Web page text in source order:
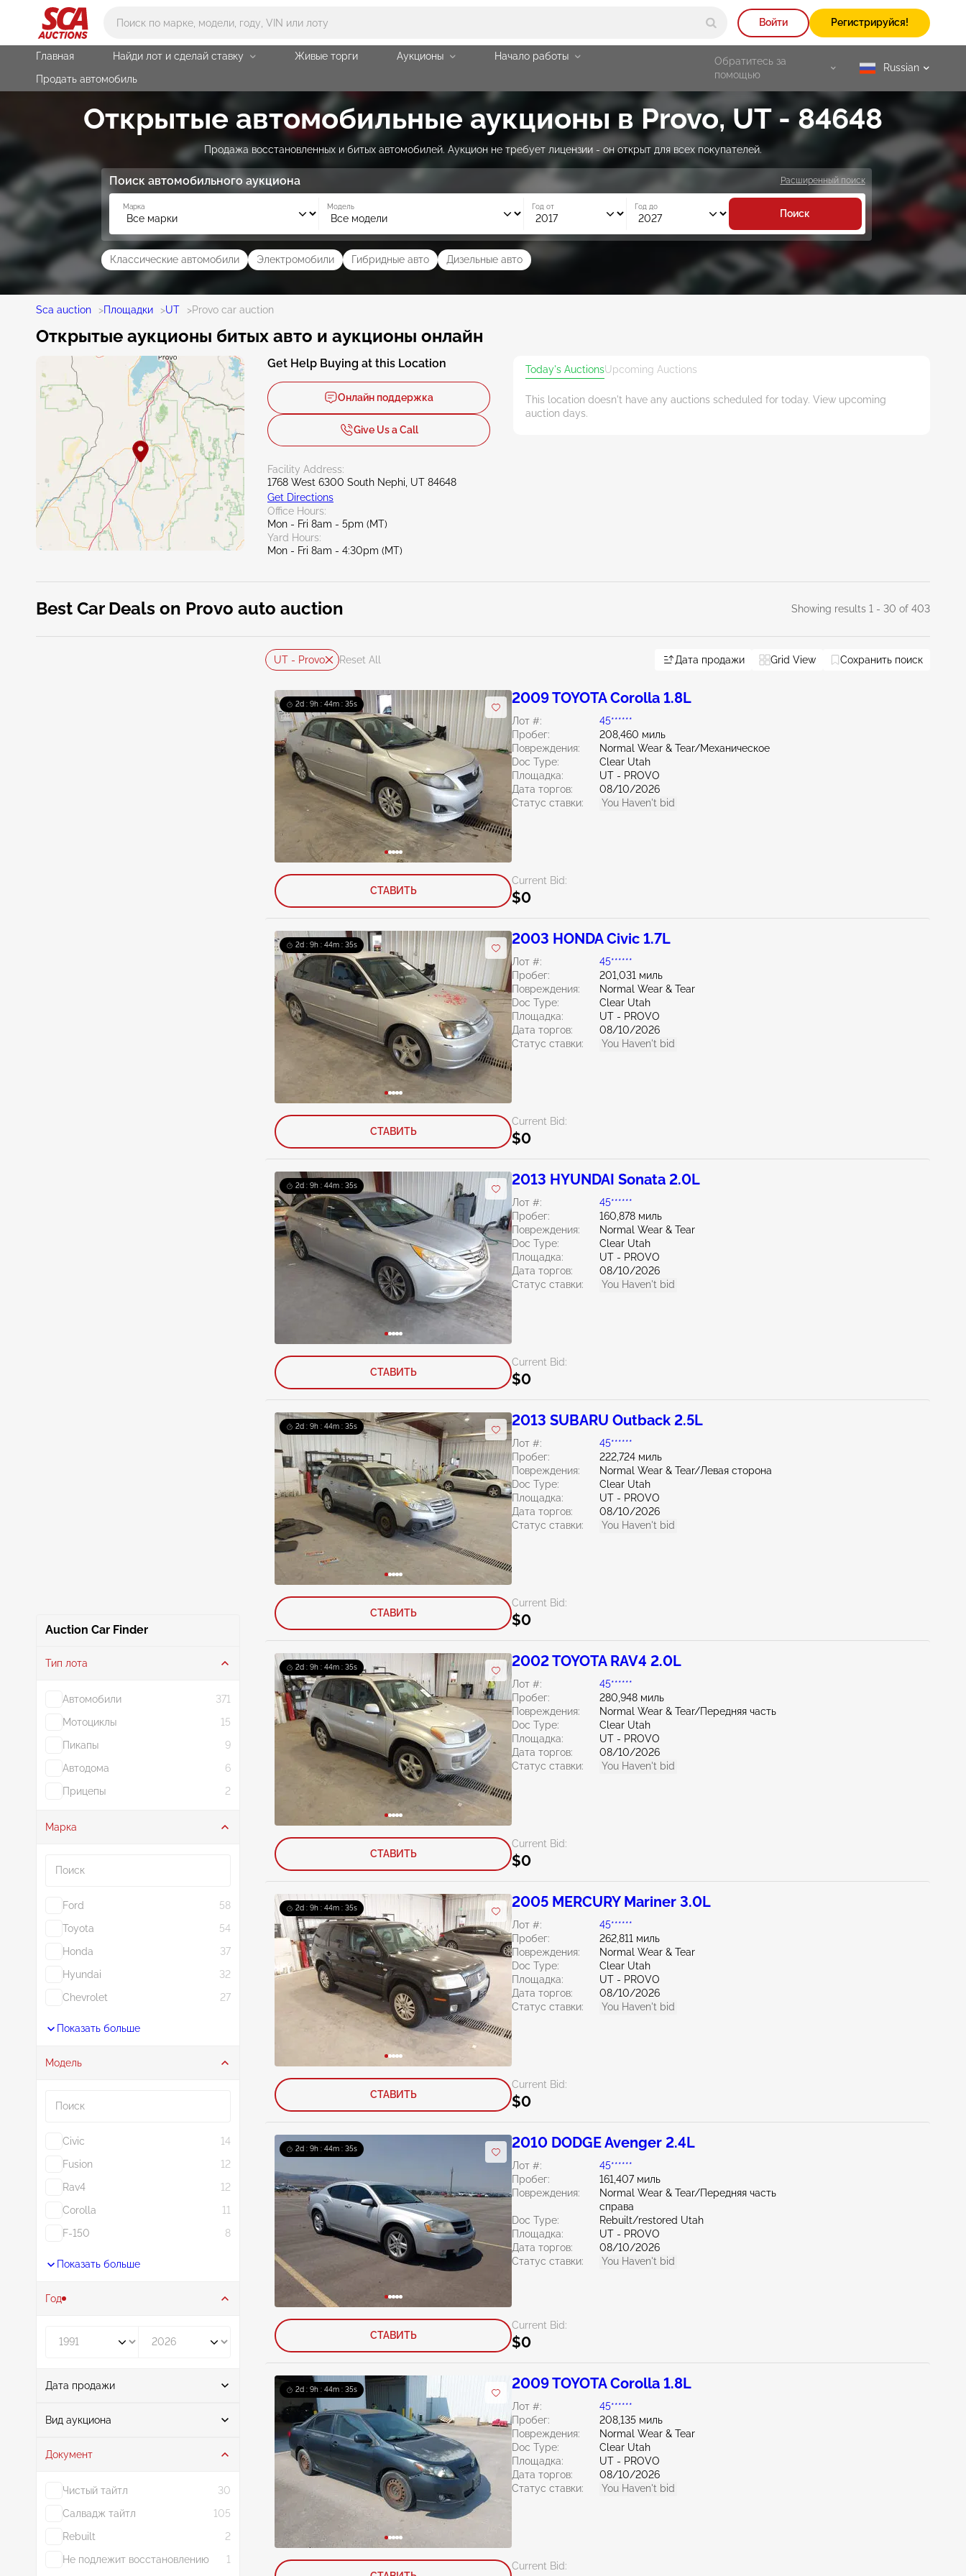
Войти Регистрируйся!
Главная Найди лот и сделай ставку Живые торги Аукционы
Начало работы
Продать автомобиль
Обратитесь за
помощью
selected
Russian
Открытые автомобильные аукционы в Provo, UT - 84648
Продажа восстановленных и битых автомобилей. Аукцион не требует лицензии - он открыт для всех покупателей.
Поиск автомобильного аукциона
Марка Модель Год от Год до
Поиск
Расширенный поиск
Классические автомобили Электромобили Гибридные авто Дизельные авто
Sca auction >Площадки >UT >Provo car auction
Открытые аукционы битых авто и аукционы онлайн
Get Help Buying at this Location
Онлайн поддержка
Give Us a Call
Facility Address:
1768 West 6300 South Nephi, UT 84648
Get Directions
Office Hours:
Mon - Fri 8am - 5pm (MT)
Yard Hours:
Mon - Fri 8am - 4:30pm (MT)
Today's AuctionsUpcoming Auctions
This location doesn't have any auctions scheduled for today. View upcoming
auction days.
Best Car Deals on Provo auto auction Showing results 1 - 30 of 403
Auction Car Finder
Тип лота
Автомобили
371
Мотоциклы
15
Пикапы
9
Автодома
6
Прицепы
2
Марка
Ford
58
Toyota
54
Honda
37
Hyundai
32
Chevrolet
27
Показать больше
Модель
Civic
14
Fusion
12
Rav4
12
Corolla
11
F-150
8
Показать больше
Год
Дата продажи
От
Вид аукциона
Аукцион 403
Документ
Чистый тайтл
30
Салвадж тайтл
105
Rebuilt
2
Не подлежит восстановлению
1
UT - Provo Reset All Дата продажи Grid View Сохранить поиск
2d : 9h : 44m : 33s 2009 TOYOTA Corolla 1.8L
Лот #:
45******
Пробег:
208,460 миль
Повреждения:
Normal Wear & Tear/Механическое
Doc Type:
Clear Utah
Площадка:
UT - PROVO
Дата торгов:
08/10/2026
Статус ставки:
You Haven't bid
Current Bid:
$0
СТАВИТЬ
2d : 9h : 44m : 33s 2003 HONDA Civic 1.7L
Лот #:
45******
Пробег:
201,031 миль
Повреждения:
Normal Wear & Tear
Doc Type:
Clear Utah
Площадка:
UT - PROVO
Дата торгов:
08/10/2026
Статус ставки:
You Haven't bid
Current Bid:
$0
СТАВИТЬ
2d : 9h : 44m : 33s 2013 HYUNDAI Sonata 2.0L
Лот #:
45******
Пробег:
160,878 миль
Повреждения:
Normal Wear & Tear
Doc Type:
Clear Utah
Площадка:
UT - PROVO
Дата торгов:
08/10/2026
Статус ставки:
You Haven't bid
Current Bid:
$0
СТАВИТЬ
2d : 9h : 44m : 33s 2013 SUBARU Outback 2.5L
Лот #:
45******
Пробег:
222,724 миль
Повреждения:
Normal Wear & Tear/Левая сторона
Doc Type:
Clear Utah
Площадка:
UT - PROVO
Дата торгов:
08/10/2026
Статус ставки:
You Haven't bid
Current Bid:
$0
СТАВИТЬ
2d : 9h : 44m : 33s 2002 TOYOTA RAV4 2.0L
Лот #:
45******
Пробег:
280,948 миль
Повреждения:
Normal Wear & Tear/Передняя часть
Doc Type:
Clear Utah
Площадка:
UT - PROVO
Дата торгов:
08/10/2026
Статус ставки:
You Haven't bid
Current Bid:
$0
СТАВИТЬ
2d : 9h : 44m : 33s 2005 MERCURY Mariner 3.0L
Лот #:
45******
Пробег:
262,811 миль
Повреждения:
Normal Wear & Tear
Doc Type:
Clear Utah
Площадка:
UT - PROVO
Дата торгов:
08/10/2026
Статус ставки:
You Haven't bid
Current Bid:
$0
СТАВИТЬ
2d : 9h : 44m : 33s 2010 DODGE Avenger 2.4L
Лот #:
45******
Пробег:
161,407 миль
Повреждения:
Normal Wear & Tear/Передняя часть
справа
Doc Type:
Rebuilt/restored Utah
Площадка:
UT - PROVO
Дата торгов:
08/10/2026
Статус ставки:
You Haven't bid
Current Bid:
$0
СТАВИТЬ
2d : 9h : 44m : 33s 2009 TOYOTA Corolla 1.8L
Лот #:
45******
Пробег:
208,135 миль
Повреждения:
Normal Wear & Tear
Doc Type:
Clear Utah
Площадка:
UT - PROVO
Дата торгов:
08/10/2026
Статус ставки:
You Haven't bid
Current Bid: